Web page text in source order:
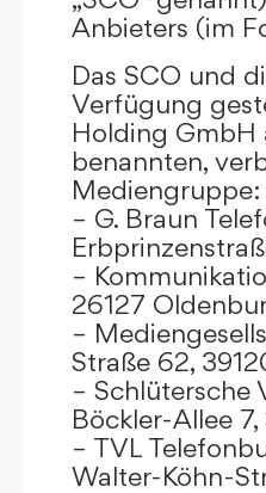
Anbieters (im
Das SCO und
Verfügung
Holding
benannten,
Mediengruppe:
– G. Braun
–
26127
–
Straße 62,
– Schlütersche
Böckler-Allee
– TVL
Walter-Köhn-